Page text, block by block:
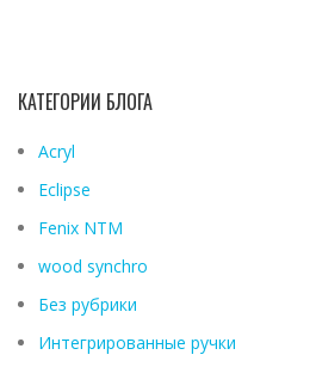
КАТЕГОРИИ БЛОГА
Acryl
Eclipse
Fenix ​​NTM
wood synchro
Без рубрики
Интегрированные ручки